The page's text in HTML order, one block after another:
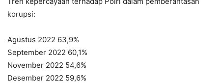
korupsi:
Agustus 2022 63,9%
September 2022 60,1%
November 2022 54,6%
Desember 2022 59,6%